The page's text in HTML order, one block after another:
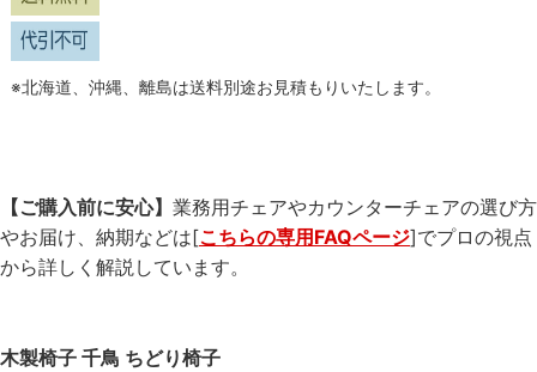
※北海道、沖縄、離島は送料別途お見積もりいたします。
【ご購入前に安心】 業務用チェアやカウンターチェアの選び方
やお届け、納期などは[こちらの専用FAQページ]でプロの視点
から詳しく解説しています。
木製椅子 千鳥 ちどり椅子